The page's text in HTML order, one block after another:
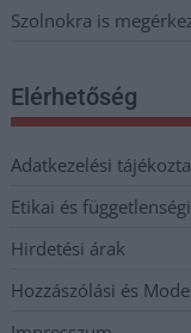
Szolnokra is
Elérhetőség
Adatkezelési
Etikai és
Hirdetési árak
Hozzászólási és